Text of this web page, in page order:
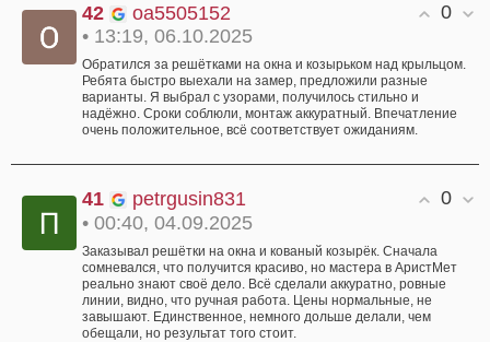
0
42
oa5505152
• 13:19, 06.10.2025
Обратился за решётками на окна и козырьком над крыльцом.
Ребята быстро выехали на замер, предложили разные
варианты. Я выбрал с узорами, получилось стильно и
надёжно. Сроки соблюли, монтаж аккуратный. Впечатление
очень положительное, всё соответствует ожиданиям.
0
41
petrgusin831
• 00:40, 04.09.2025
Заказывал решётки на окна и кованый козырёк. Сначала
сомневался, что получится красиво, но мастера в АристМет
реально знают своё дело. Всё сделали аккуратно, ровные
линии, видно, что ручная работа. Цены нормальные, не
завышают. Единственное, немного дольше делали, чем
обещали, но результат того стоит.